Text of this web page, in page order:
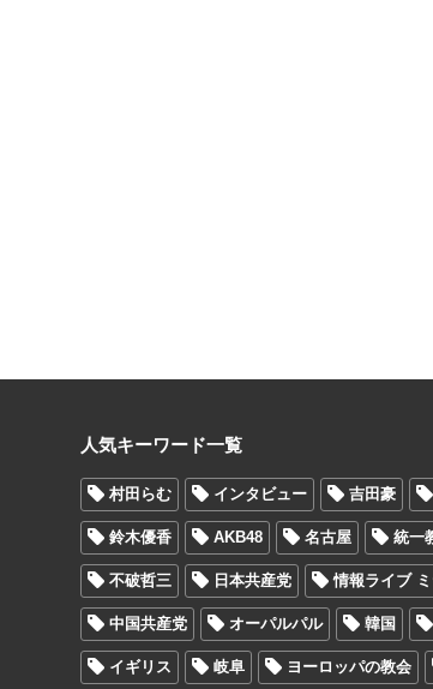
人気キーワード一覧
村田らむ インタビュー 吉田豪
鈴木優香 AKB48 名古屋 統一
不破哲三 日本共産党 情報ライブ
中国共産党 オーパルパル 韓国
イギリス 岐阜 ヨーロッパの教会